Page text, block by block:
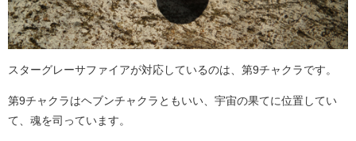
スターグレーサファイアが対応しているのは、第9チャクラです。
第9チャクラはヘブンチャクラともいい、宇宙の果てに位置してい
て、魂を司っています。